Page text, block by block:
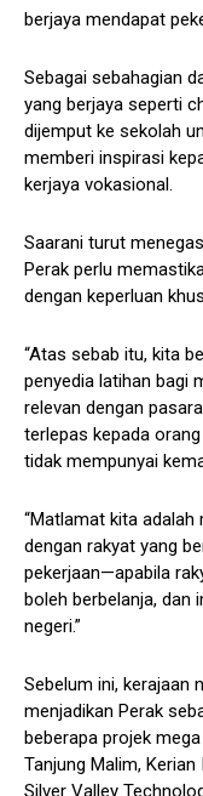
berjaya mendapat
Sebagai sebahagian
yang berjaya seperti
dijemput ke sekolah
memberi inspirasi
kerjaya vokasional.
Saarani turut
Perak perlu
dengan keperluan
“Atas sebab itu, kita
penyedia latihan bagi
relevan dengan
terlepas kepada
tidak mempunyai
“Matlamat kita adalah
dengan rakyat yang
pekerjaan—apabila
boleh berbelanja, dan
negeri.”
Sebelum ini, kerajaan
menjadikan Perak
beberapa projek
Tanjung Malim,
Silver Valley